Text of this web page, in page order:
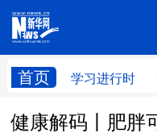
首页 学习进行时
学习进行时 高层
健康解码丨肥胖